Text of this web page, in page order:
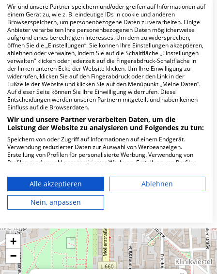
FAQ
Hier ﬁnden Sie häuﬁg gestellte Fragen zu dieser Klinik.
Wie lautet die Adresse von MVZ Dr. Eberhard
& Partner GbR?
Brauhausstr. 4
Wie ist die Telefonnummer von MVZ Dr.
Eberhard & Partner GbR?
Karte
+
−
Wir und unsere Partner speichern und/oder greifen auf Informationen auf
einem Gerät zu, wie z. B. eindeutige IDs in cookie und anderen
Browserspeichern, um personenbezogene Daten zu verarbeiten. Einige
Anbieter verarbeiten Ihre personenbezogenen Daten möglicherweise
aufgrund eines berechtigten Interesses. Um dem zu widersprechen,
öffnen Sie die „Einstellungen“. Sie können Ihre Einstellungen akzeptieren,
ablehnen oder verwalten, indem Sie auf die Schaltfläche „Einstellungen
verwalten“ klicken oder jederzeit auf die Fingerabdruck-Schaltfläche in
der linken unteren Ecke der Website klicken. Um Ihre Einwilligung zu
widerrufen, klicken Sie auf den Fingerabdruck oder den Link in der
Fußzeile der Website und klicken Sie auf den Menüpunkt „Meine Daten“.
Auf dieser Seite können Sie Ihre Einwilligung widerrufen. Diese
Entscheidungen werden unseren Partnern mitgeteilt und haben keinen
Einfluss auf die Browserdaten.
Wir und unsere Partner verarbeiten Daten, um die
Leistung der Website zu analysieren und Folgendes zu tun:
Speichern von oder Zugriff auf Informationen auf einem Endgerät.
Verwendung reduzierter Daten zur Auswahl von Werbeanzeigen.
Erstellung von Profilen für personalisierte Werbung. Verwendung von
Profilen zur Auswahl personalisierter Werbung. Erstellung von Profilen
personalisierter Inhalte. Messung der Werbeleistung. Messung der
Performance von Inhalten. Analyse von Zielgruppen durch Statistiken
oder Kombinationen von Daten aus verschiedenen Quellen. Entwicklung
und Verbesserung der Angebote. Verwendung reduzierter Daten zur
Auswahl von Inhalten.
Ihre Einwilligung und die cookie Richtlinie gelten ausschließlich für diese
Website/App.
Partnerliste anzeigen (1 IAB-Anbieter)
Wir nutzen Ihre Daten für folgende Zwecke:
Alle akzeptieren
Ablehnen
Nein, anpassen